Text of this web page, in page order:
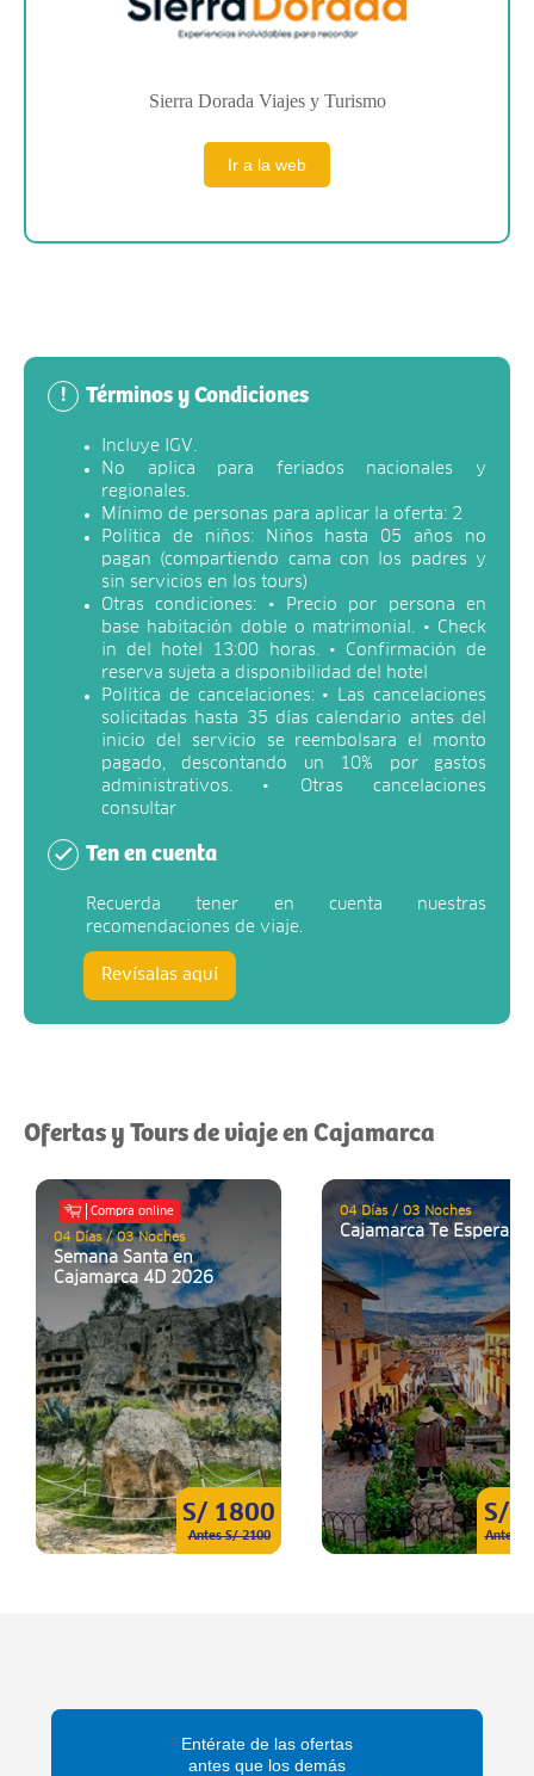
Sierra Dorada Viajes y Turismo
Ir a la web
! Términos y Condiciones
Incluye IGV.
No aplica para feriados nacionales y
regionales.
Mínimo de personas para aplicar la oferta: 2
Política de niños: Niños hasta 05 años no
pagan (compartiendo cama con los padres y
sin servicios en los tours)
Otras condiciones: • Precio por persona en
base habitación doble o matrimonial. • Check
in del hotel 13:00 horas. • Confirmación de
reserva sujeta a disponibilidad del hotel
Política de cancelaciones: • Las cancelaciones
solicitadas hasta 35 días calendario antes del
inicio del servicio se reembolsara el monto
pagado, descontando un 10% por gastos
administrativos. • Otras cancelaciones
consultar
Ten en cuenta
Recuerda tener en cuenta nuestras
recomendaciones de viaje.
Revísalas aquí
Ofertas y Tours de viaje en Cajamarca
S/ 1800
Antes S/ 2100
Compra online
04 Días / 03 Noches
Semana Santa en
Cajamarca 4D 2026
S/
Antes
04 Días / 03 Noches
Cajamarca Te Espera
Entérate de las ofertas
antes que los demás